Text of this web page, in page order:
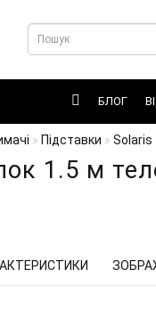
БЛОГ
Підставки Solaris
1.5 м